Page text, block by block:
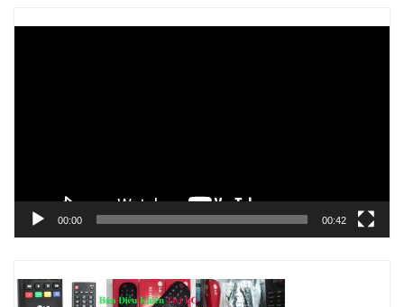
00:00 00:42